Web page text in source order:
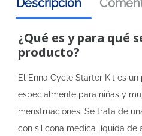
Descripción
¿Qué es y para qué
producto?
El Enna Cycle Starter Kit es
especialmente para niñas y
menstruaciones. Se trata de
con silicona médica líquida de